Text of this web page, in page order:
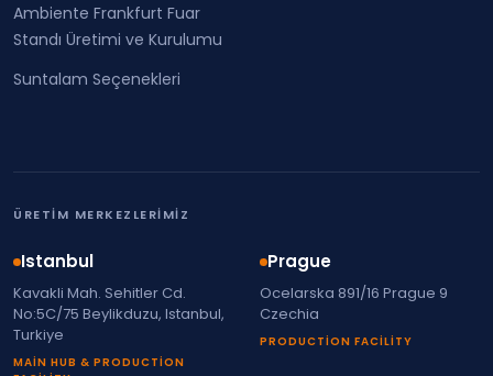
Ambiente Frankfurt Fuar
Standı Üretimi ve Kurulumu
Suntalam Seçenekleri
ÜRETIM MERKEZLERIMIZ
Istanbul
Kavakli Mah. Sehitler Cd.
No:5C/75 Beylikduzu, Istanbul,
Turkiye
MAIN HUB & PRODUCTION
Prague
Ocelarska 891/16 Prague 9
Czechia
PRODUCTION FACILITY